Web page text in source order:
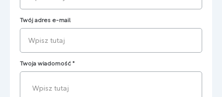
Twój adres e-mail
Twoja wiadomość *